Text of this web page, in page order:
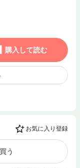
購入して読む
お気に入り登録
う